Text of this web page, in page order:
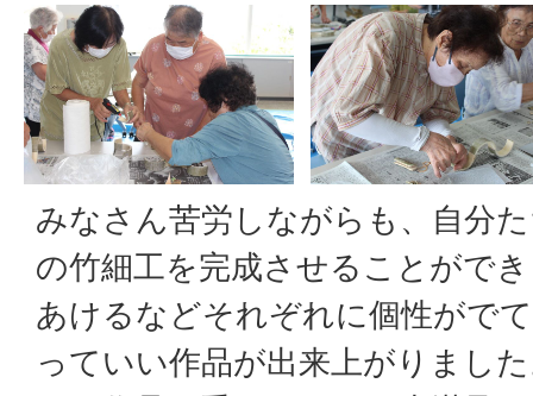
みなさん苦労しながらも、自分
の竹細工を完成させることがで
あけるなどそれぞれに個性がで
っていい作品が出来上がりまし